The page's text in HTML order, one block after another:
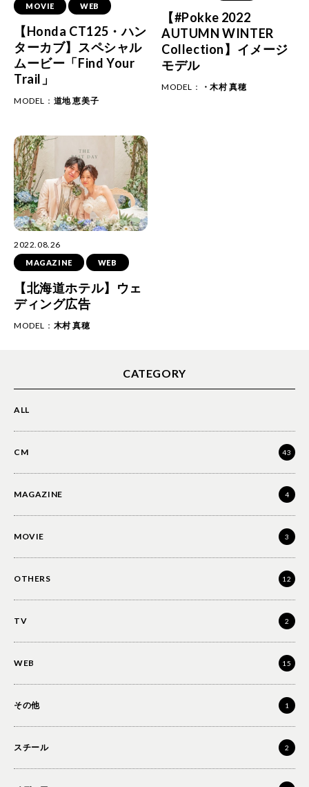
MOVIE WEB
【Honda CT125・ハン
ターカブ】スペシャル
ムービー「Find Your
Trail」
MODEL： 道地 恵美子
【#Pokke 2022
AUTUMN WINTER
Collection】イメージ
モデル
MODEL： ・木村 真穂
2022.08.26
MAGAZINE WEB
【北海道ホテル】ウェ
ディング広告
MODEL： 木村 真穂
CATEGORY
ALL
CM 43
MAGAZINE 4
MOVIE 3
OTHERS 12
TV 2
WEB 15
その他 1
スチール 2